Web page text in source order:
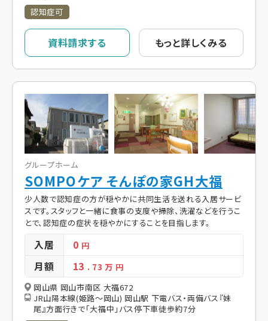
認知症可
資料請求する もっと詳しくみる
グループホーム
SOMPOケア そんぽの家GH大福
少人数で認知症の方が穏やかに共同生活を送れる入居サービ
スです。スタッフと一緒に食事の支度や掃除、洗濯などを行うこ
とで、認知症の症状を穏やかにすることを目指します。
入居 0 円
月額 13 . 73万 円
岡山県 岡山市南区 大福672
JR山陽本線(姫路～岡山) 岡山駅 下電バス・両備バス『妹
尾』方面行きで「大福中」バス停下車徒歩約7分